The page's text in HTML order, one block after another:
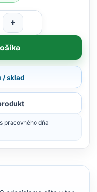
+
/ sklad
pracovného dňa